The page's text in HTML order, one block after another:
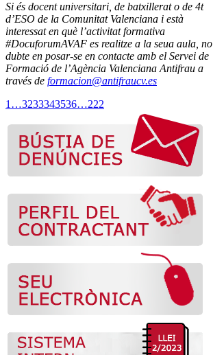
Si és docent universitari, de batxillerat o de 4t
d’ESO de la Comunitat Valenciana i està
interessat en què l’activitat formativa
#DocuforumAVAF es realitze a la seua aula, no
dubte en posar-se en contacte amb el Servei de
Formació de l’Agència Valenciana Antifrau a
través de formacion@antifraucv.es
1 …3233343536…222